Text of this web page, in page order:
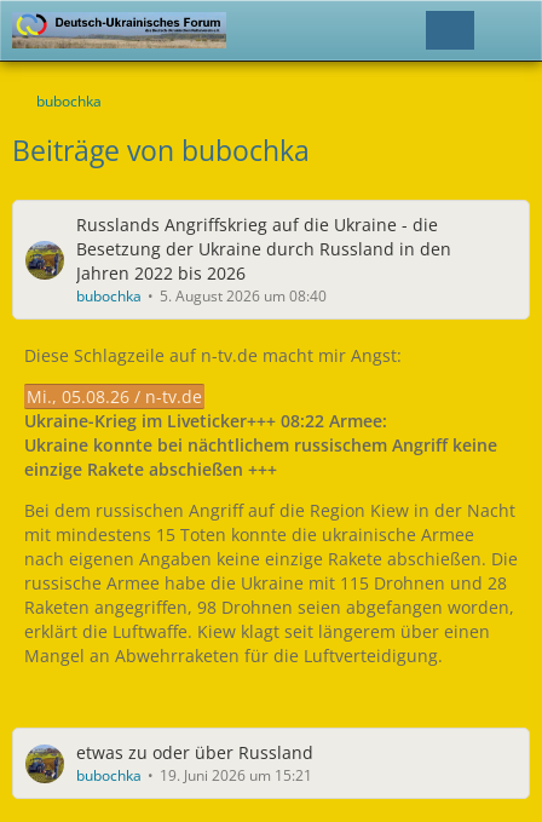
bubochka
Beiträge von bubochka
Russlands Angriffskrieg auf die Ukraine - die
Besetzung der Ukraine durch Russland in den
Jahren 2022 bis 2026
bubochka 5. August 2026 um 08:40
Diese Schlagzeile auf n-tv.de macht mir Angst:
Mi., 05.08.26 / n-tv.de
Ukraine-Krieg im Liveticker+++ 08:22 Armee:
Ukraine konnte bei nächtlichem russischem Angriff keine
einzige Rakete abschießen +++
Bei dem russischen Angriff auf die Region Kiew in der Nacht
mit mindestens 15 Toten konnte die ukrainische Armee
nach eigenen Angaben keine einzige Rakete abschießen. Die
russische Armee habe die Ukraine mit 115 Drohnen und 28
Raketen angegriffen, 98 Drohnen seien abgefangen worden,
erklärt die Luftwaffe. Kiew klagt seit längerem über einen
Mangel an Abwehrraketen für die Luftverteidigung.
etwas zu oder über Russland
bubochka 19. Juni 2026 um 15:21